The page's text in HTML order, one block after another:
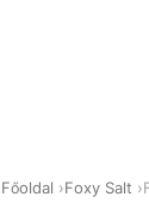
Főoldal Foxy Salt